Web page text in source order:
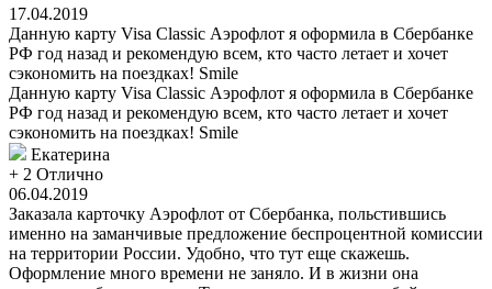
17.04.2019
Данную карту Visa Classic Аэрофлот я оформила в Сбербанке
РФ год назад и рекомендую всем, кто часто летает и хочет
сэкономить на поездках! Smile
Данную карту Visa Classic Аэрофлот я оформила в Сбербанке
РФ год назад и рекомендую всем, кто часто летает и хочет
сэкономить на поездках! Smile
Екатерина
+ 2 Отлично
06.04.2019
Заказала карточку Аэрофлот от Сбербанка, польстившись
именно на заманчивые предложение беспроцентной комиссии
на территории России. Удобно, что тут еще скажешь.
Оформление много времени не заняло. И в жизни она